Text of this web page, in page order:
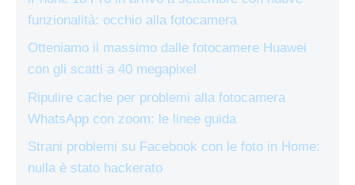
funzionalità: occhio alla fotocamera
Otteniamo il massimo dalle fotocamere Huawei
con gli scatti a 40 megapixel
Ripulire cache per problemi alla fotocamera
WhatsApp con zoom: le linee guida
Strani problemi su Facebook con le foto in Home:
nulla è stato hackerato